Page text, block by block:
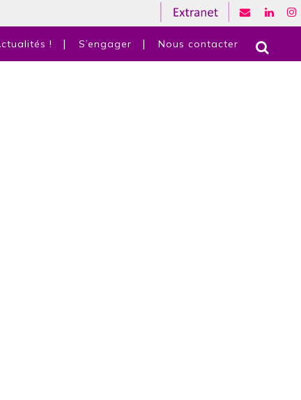
! S’engager Nous contacter